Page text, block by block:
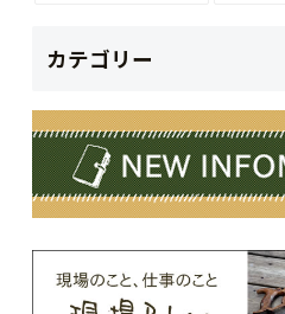
カテゴリー